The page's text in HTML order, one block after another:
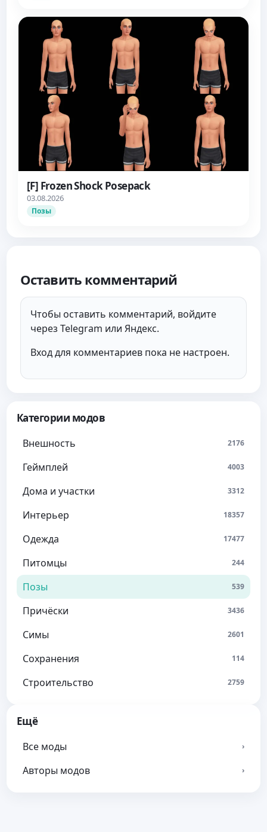
Категории модов
Внешность 2176
Геймплей 4003
Дома и участки 3312
Интерьер 18357
Одежда 17477
Питомцы 244
Позы 539
Причёски 3436
Симы 2601
Сохранения 114
Строительство 2759
Ещё
Все моды ›
Авторы модов ›
[F] Frozen Shock Posepack
03.08.2026
Позы
Оставить комментарий
Чтобы оставить комментарий, войдите
через Telegram или Яндекс.
Вход для комментариев пока не настроен.